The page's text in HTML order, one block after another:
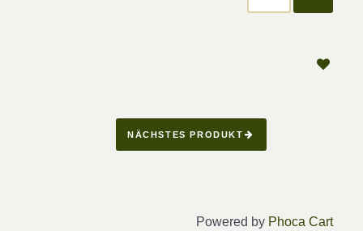
NÄCHSTES PRODUKT
Powered by Phoca Cart